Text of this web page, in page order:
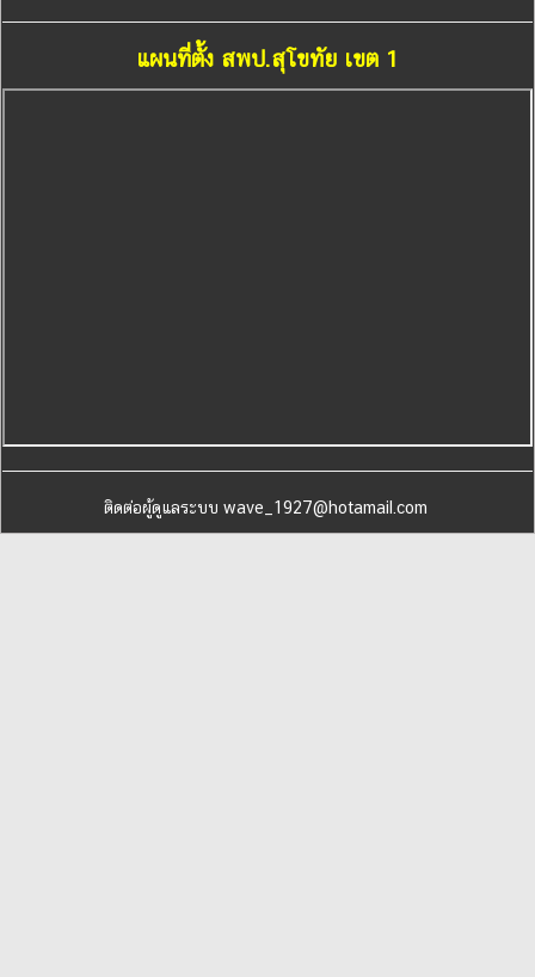
แผนที่ตั้ง สพป.สุโขทัย เขต 1
ติดต่อผู้ดูแลระบบ wave_1927@hotamail.com